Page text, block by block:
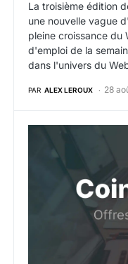
La troisième édition
une nouvelle vague
pleine croissance du
d'emploi de la
dans l'univers du
PAR ALEX LEROUX 28